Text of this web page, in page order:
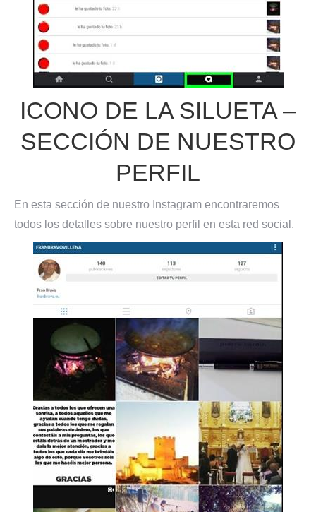
ICONO DE LA SILUETA –
SECCIÓN DE NUESTRO
PERFIL
En esta sección de nuestro Instagram encontraremos
todos los detalles sobre nuestro perfil en esta red social.